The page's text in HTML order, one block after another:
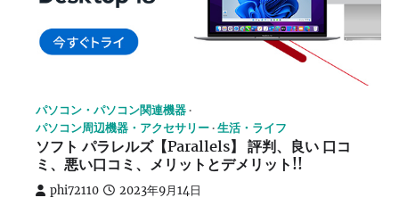
パソコン・パソコン関連機器
パソコン周辺機器・アクセサリー 生活・ライフ
ソフト パラレルズ【Parallels】 評判、良い 口コ
ミ、悪い口コミ、メリットとデメリット!!
phi72110 2023年9月14日